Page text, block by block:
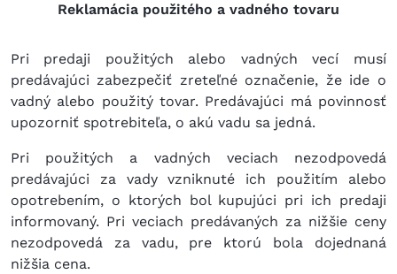
Reklamácia použitého a vadného tovaru
Pri predaji použitých alebo vadných vecí musí
predávajúci zabezpečiť zreteľné označenie, že ide o
vadný alebo použitý tovar. Predávajúci má povinnosť
upozorniť spotrebiteľa, o akú vadu sa jedná.
Pri použitých a vadných veciach nezodpovedá
predávajúci za vady vzniknuté ich použitím alebo
opotrebením, o ktorých bol kupujúci pri ich predaji
informovaný. Pri veciach predávaných za nižšie ceny
nezodpovedá za vadu, pre ktorú bola dojednaná
nižšia cena.